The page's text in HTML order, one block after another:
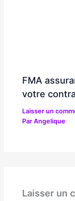
FMA
votre
Laisser un
ParAngelique
Laisser un